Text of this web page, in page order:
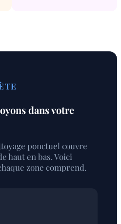
dans votre
ponctuel couvre
haut en bas. Voici
zone comprend.